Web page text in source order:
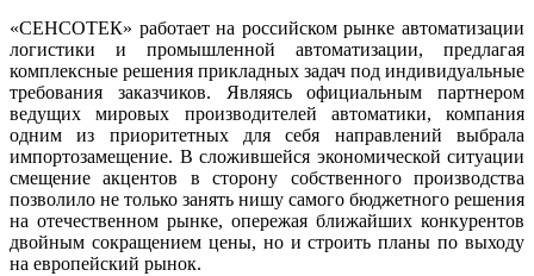
«СЕНСОТЕК» работает на российском рынке автоматизации
логистики и промышленной автоматизации, предлагая
комплексные решения прикладных задач под индивидуальные
требования заказчиков. Являясь официальным партнером
ведущих мировых производителей автоматики, компания
одним из приоритетных для себя направлений выбрала
импортозамещение. В сложившейся экономической ситуации
смещение акцентов в сторону собственного производства
позволило не только занять нишу самого бюджетного решения
на отечественном рынке, опережая ближайших конкурентов
двойным сокращением цены, но и строить планы по выходу
на европейский рынок.